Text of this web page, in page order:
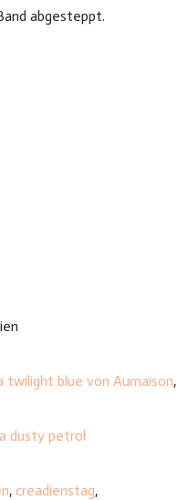
abgesteppt.
twilight blue von Aumaison,
dusty petrol
, creadienstag,